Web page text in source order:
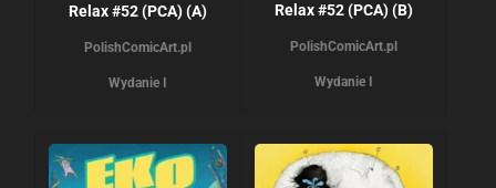
Relax #52 (PCA) (A)
PolishComicArt.pl
Wydanie I
Relax #52 (PCA) (B)
PolishComicArt.pl
Wydanie I